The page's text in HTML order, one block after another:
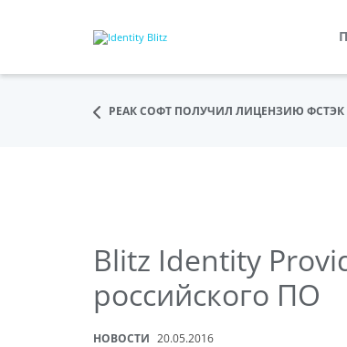
РЕАК СОФТ ПОЛУЧИЛ ЛИЦЕНЗИЮ ФСТЭК
Blitz Identity
российского ПО
НОВОСТИ 20.05.2016